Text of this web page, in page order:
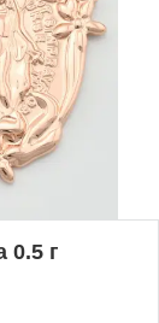
0.5 г